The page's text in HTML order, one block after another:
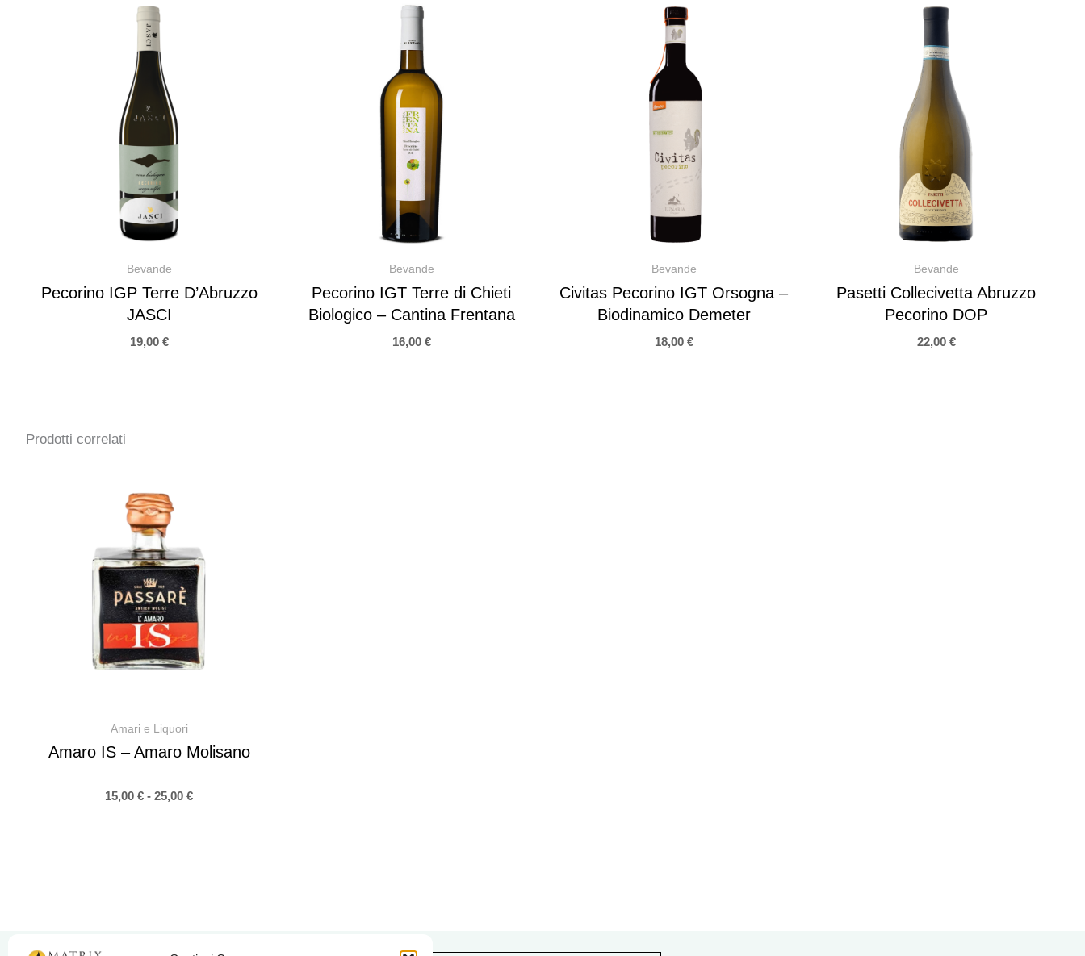
Bevande
Pecorino IGP Terre D’Abruzzo
JASCI
19,00 €
Bevande
Pecorino IGT Terre di Chieti
Biologico – Cantina Frentana
16,00 €
Bevande
Civitas Pecorino IGT Orsogna –
Biodinamico Demeter
18,00 €
Bevande
Pasetti Collecivetta Abruzzo
Pecorino DOP
22,00 €
Prodotti correlati
Amari e Liquori
Amaro IS – Amaro Molisano
15,00 € - 25,00 €
25,00 €